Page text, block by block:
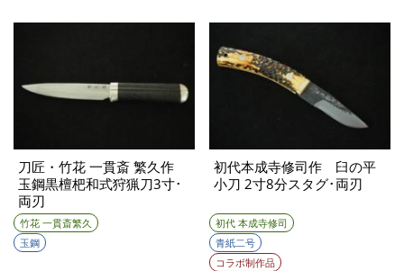
刀匠・竹花 一貫斎 繁久作
玉鋼黒檀杷和式狩猟刀3寸･
両刃
竹花 一貫斎繁久
玉鋼
初代本成寺修司作 臼の平
小刀 2寸8分スタグ･両刃
初代 本成寺修司
青紙二号
コラボ制作品